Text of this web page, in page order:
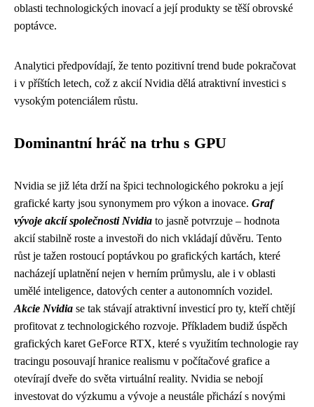
oblasti technologických inovací a její produkty se těší obrovské
poptávce.
Analytici předpovídají, že tento pozitivní trend bude pokračovat
i v příštích letech, což z akcií Nvidia dělá atraktivní investici s
vysokým potenciálem růstu.
Dominantní hráč na trhu s GPU
Nvidia se již léta drží na špici technologického pokroku a její
grafické karty jsou synonymem pro výkon a inovace. Graf
vývoje akcií společnosti Nvidia to jasně potvrzuje – hodnota
akcií stabilně roste a investoři do nich vkládají důvěru. Tento
růst je tažen rostoucí poptávkou po grafických kartách, které
nacházejí uplatnění nejen v herním průmyslu, ale i v oblasti
umělé inteligence, datových center a autonomních vozidel.
Akcie Nvidia se tak stávají atraktivní investicí pro ty, kteří chtějí
profitovat z technologického rozvoje. Příkladem budiž úspěch
grafických karet GeForce RTX, které s využitím technologie ray
tracingu posouvají hranice realismu v počítačové grafice a
otevírají dveře do světa virtuální reality. Nvidia se nebojí
investovat do výzkumu a vývoje a neustále přichází s novými